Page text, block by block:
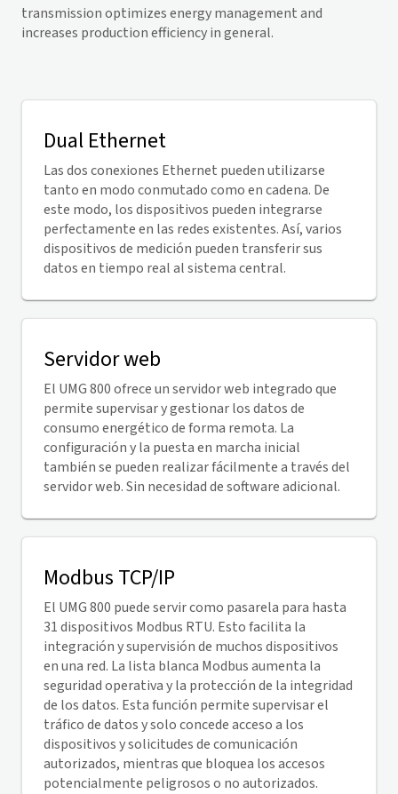
transmission optimizes energy management and
increases production efficiency in general.
Dual Ethernet
Las dos conexiones Ethernet pueden utilizarse
tanto en modo conmutado como en cadena. De
este modo, los dispositivos pueden integrarse
perfectamente en las redes existentes. Así, varios
dispositivos de medición pueden transferir sus
datos en tiempo real al sistema central.
Servidor web
El UMG 800 ofrece un servidor web integrado que
permite supervisar y gestionar los datos de
consumo energético de forma remota. La
configuración y la puesta en marcha inicial
también se pueden realizar fácilmente a través del
servidor web. Sin necesidad de software adicional.
Modbus TCP/IP
El UMG 800 puede servir como pasarela para hasta
31 dispositivos Modbus RTU. Esto facilita la
integración y supervisión de muchos dispositivos
en una red. La lista blanca Modbus aumenta la
seguridad operativa y la protección de la integridad
de los datos. Esta función permite supervisar el
tráfico de datos y solo concede acceso a los
dispositivos y solicitudes de comunicación
autorizados, mientras que bloquea los accesos
potencialmente peligrosos o no autorizados.